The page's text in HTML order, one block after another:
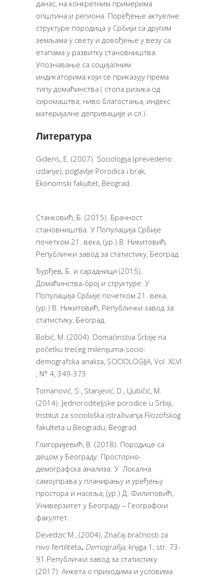
данас, на конкретним примерима
општина и региона. Поређење актуелне
структуре породица у Србији са другим
земљама у свету и довођење у везу са
етапама у развитку становништва.
Упознавање са социјалним
индикаторима који се приказују према
типу домаћинства ( стопа ризика од
сиромаштва, ниво благостања, индекс
материјалне депривације и сл.).
Литература
Gidens, E. (2007). Sociologija (prevedeno
izdanje), poglavlje Porodica i brak,
Ekonomski fakultet, Beograd.
Станковић, Б. (2015). Брачност
становништва. У Популација Србије
почетком 21. века, (ур.) В. Никитовић,
Републички завод за статистику, Београд.
Ђурђев, Б. и сарадници (2015).
Домаћинства-број и структуре. У
Популација Србије почетком 21. века,
(ур.) В. Никитовић, Републички завод за
статистику, Београд.
Bobić, M. (2004). Domaćinstva Srbije na
početku trećeg milenijuma-socio-
demografska analiza, SOCIOLOGIJA, Vol. XLVI
, N° 4, 349-373
Tomanović, S., Stanjević, D., LJubičić, M.
(2014). Jednoroditeljske porodice u Srbiji,
Institut za sociološka istraživanja Filozofskog
fakulteta u Beogradu, Beograd.
Глигоријевић, В. (2018). Породице са
децом у Београду: Просторно-
демографска анализа. У Локална
самоуправа у планирању и уређењу
простора и насеља, (ур.) Д. Филиповић,
Универзитет у Београду – Географски
факултет.
Devedzic M., (2004), Značaj bračnosti za
nivo fertiliteta. Demografija, knjiga 1, str. 73-
91.Републички завод за статистику
(2017). Анкета о приходима и условима